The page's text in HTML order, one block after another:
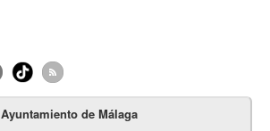
Ayuntamiento de Málaga